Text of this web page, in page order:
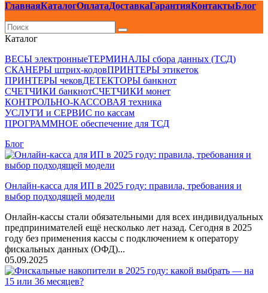
ГлавнаяКаталогОплатаДоставкаГарантияКонтактыБлог
Каталог
ВЕСЫ электронныеТЕРМИНАЛЫ сбора данных (ТСД)
СКАНЕРЫ штрих-кодовПРИНТЕРЫ этикеток
ПРИНТЕРЫ чековДЕТЕКТОРЫ банкнот
СЧЕТЧИКИ банкнотСЧЕТЧИКИ монет
КОНТРОЛЬНО-КАССОВАЯ техника
УСЛУГИ и СЕРВИС по кассам
ПРОГРАММНОЕ обеспечение для ТСД
Блог
Онлайн-касса для ИП в 2025 году: правила, требования и
выбор подходящей модели
Онлайн-кассы стали обязательными для всех индивидуальных
предпринимателей ещё несколько лет назад. Сегодня в 2025
году без применения кассы с подключением к оператору
фискальных данных (ОФД)...
05.09.2025